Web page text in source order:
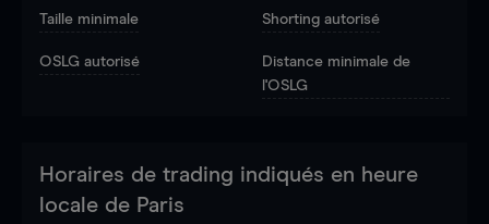
Taille minimale Shorting autorisé
OSLG autorisé
Distance minimale de
l'OSLG
Horaires de trading indiqués en heure
locale de Paris